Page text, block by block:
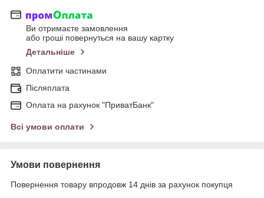
Ви отримаєте замовлення
або гроші повернуться на вашу картку
Детальніше
Оплатити частинами
Післяплата
Оплата на рахунок "ПриватБанк"
Всі умови оплати
Умови повернення
Повернення товару впродовж 14 днів за рахунок покупця